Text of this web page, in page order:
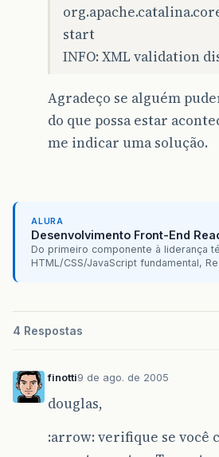
start
INFO: XML validation
Agradeço se alguém
do que possa estar
me indicar uma solução.
ALURA
Desenvolvimento Front-End
Do primeiro componente à liderança
HTML/CSS/JavaScript fundamental,
4 Respostas
finotti9 de ago. de 2005
douglas,
:arrow: verifique se você